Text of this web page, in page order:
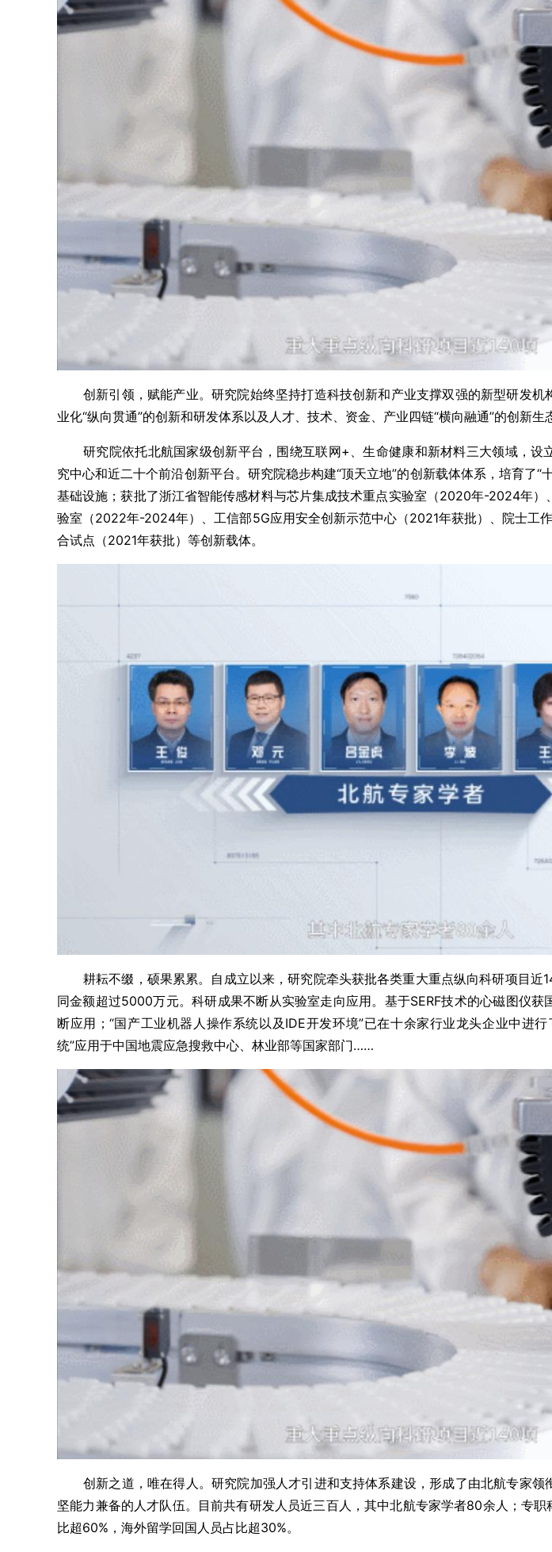
创新引领，赋能产业。研究院始终坚持打造科技创新和产业支撑双强的新型研发
业化“纵向贯通”的创新和研发体系以及人才、技术、资金、产业四链“横向融通”的创新生
研究院依托北航国家级创新平台，围绕互联网+、生命健康和新材料三大领域，设
究中心和近二十个前沿创新平台。研究院稳步构建“顶天立地”的创新载体体系，培育了“
基础设施；获批了浙江省智能传感材料与芯片集成技术重点实验室（2020年-2024年）
验室（2022年-2024年）、工信部5G应用安全创新示范中心（2021年获批）、院士工
合试点（2021年获批）等创新载体。
耕耘不缀，硕果累累。自成立以来，研究院牵头获批各类重大重点纵向科研项目近
同金额超过5000万元。科研成果不断从实验室走向应用。基于SERF技术的心磁图仪
断应用；“国产工业机器人操作系统以及IDE开发环境”已在十余家行业龙头企业中进
统”应用于中国地震应急搜救中心、林业部等国家部门……
创新之道，唯在得人。研究院加强人才引进和支持体系建设，形成了由北航专家
坚能力兼备的人才队伍。目前共有研发人员近三百人，其中北航专家学者80余人；专
比超60%，海外留学回国人员占比超30%。